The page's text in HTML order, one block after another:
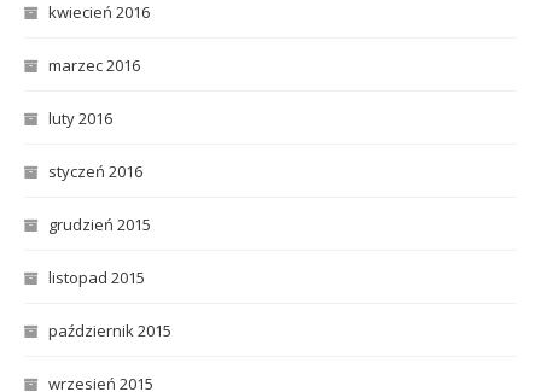
kwiecień 2016
marzec 2016
luty 2016
styczeń 2016
grudzień 2015
listopad 2015
październik 2015
wrzesień 2015